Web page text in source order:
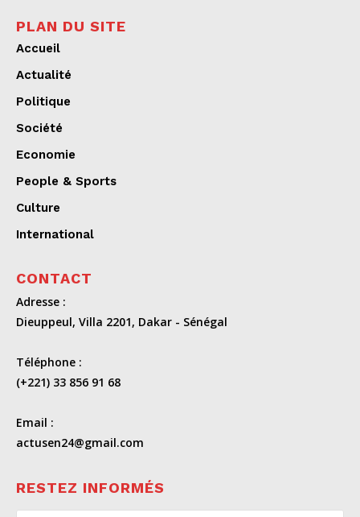
PLAN DU SITE
Accueil
Actualité
Politique
Société
Economie
People & Sports
Culture
International
CONTACT
Adresse :
Dieuppeul, Villa 2201, Dakar - Sénégal
Téléphone :
(+221) 33 856 91 68
Email :
actusen24@gmail.com
RESTEZ INFORMÉS